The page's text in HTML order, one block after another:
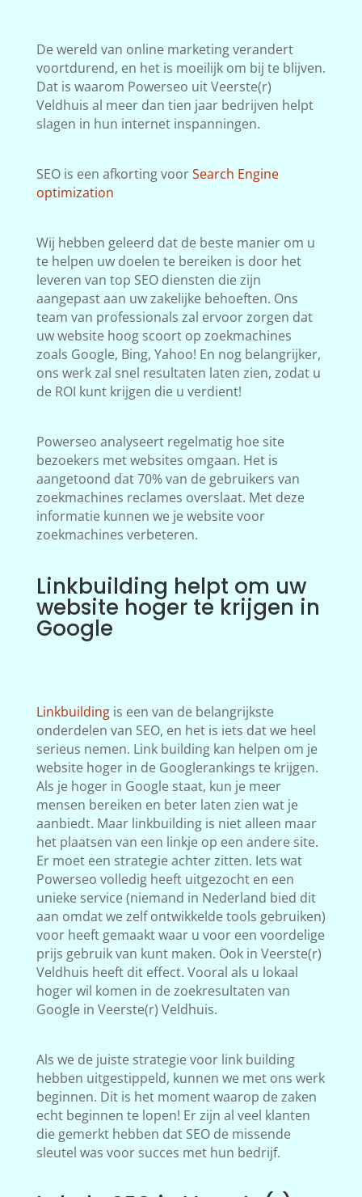
De wereld van online marketing verandert
voortdurend, en het is moeilijk om bij te blijven.
Dat is waarom Powerseo uit Veerste(r)
Veldhuis al meer dan tien jaar bedrijven helpt
slagen in hun internet inspanningen.
SEO is een afkorting voorSearch Engine
optimization
Wij hebben geleerd dat de beste manier om u
te helpen uw doelen te bereiken is door het
leveren van top SEO diensten die zijn
aangepast aan uw zakelijke behoeften. Ons
team van professionals zal ervoor zorgen dat
uw website hoog scoort op zoekmachines
zoals Google, Bing, Yahoo! En nog belangrijker,
ons werk zal snel resultaten laten zien, zodat u
de ROI kunt krijgen die u verdient!
Powerseo analyseert regelmatig hoe site
bezoekers met websites omgaan. Het is
aangetoond dat 70% van de gebruikers van
zoekmachines reclames overslaat. Met deze
informatie kunnen we je website voor
zoekmachines verbeteren.
Linkbuilding helpt om uw
website hoger te krijgen in
Google
Linkbuildingis een van de belangrijkste
onderdelen van SEO, en het is iets dat we heel
serieus nemen. Link building kan helpen om je
website hoger in de Googlerankings te krijgen.
Als je hoger in Google staat, kun je meer
mensen bereiken en beter laten zien wat je
aanbiedt. Maar linkbuilding is niet alleen maar
het plaatsen van een linkje op een andere site.
Er moet een strategie achter zitten. Iets wat
Powerseo volledig heeft uitgezocht en een
unieke service (niemand in Nederland bied dit
aan omdat we zelf ontwikkelde tools gebruiken)
voor heeft gemaakt waar u voor een voordelige
prijs gebruik van kunt maken. Ook in Veerste(r)
Veldhuis heeft dit effect. Vooral als u lokaal
hoger wil komen in de zoekresultaten van
Google in Veerste(r) Veldhuis.
Als we de juiste strategie voor link building
hebben uitgestippeld, kunnen we met ons werk
beginnen. Dit is het moment waarop de zaken
echt beginnen te lopen! Er zijn al veel klanten
die gemerkt hebben dat SEO de missende
sleutel was voor succes met hun bedrijf.